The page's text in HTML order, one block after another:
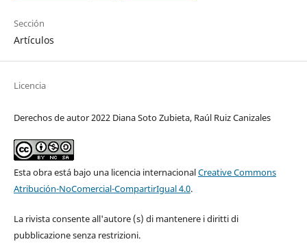
Sección
Artículos
Licencia
Derechos de autor 2022 Diana Soto Zubieta, Raúl Ruiz Canizales
Esta obra está bajo una licencia internacionalCreative Commons
Atribución-NoComercial-CompartirIgual 4.0.
La rivista consente all'autore (s) di mantenere i diritti di
pubblicazione senza restrizioni.